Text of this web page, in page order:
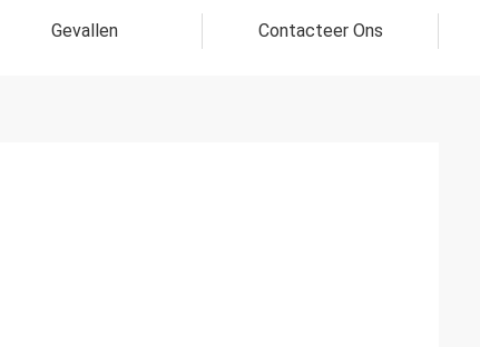
Gevallen Contacteer Ons